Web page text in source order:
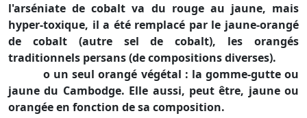
l'arséniate de cobalt va du rouge au jaune, mais
hyper-toxique, il a été remplacé par le jaune-orangé
de cobalt (autre sel de cobalt), les orangés
traditionnels persans (de compositions diverses).
o un seul orangé végétal : la gomme-gutte ou
jaune du Cambodge. Elle aussi, peut être, jaune ou
orangée en fonction de sa composition.